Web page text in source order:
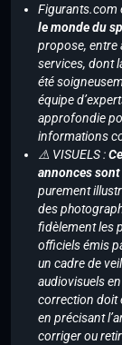
Figurants.com
le monde du
propose, entre
services, dont
été
équipe
approfondie
informations
⚠️ VISUELS :
annonces
purement
des
fidèlement les
officiels émis
un cadre de
audiovisuels
correction doit
en précisant
corriger ou